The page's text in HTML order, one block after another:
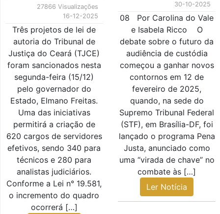
27866 Visualizações
16-12-2025
Três projetos de lei de
autoria do Tribunal de
Justiça do Ceará (TJCE)
foram sancionados nesta
segunda-feira (15/12)
pelo governador do
Estado, Elmano Freitas.
Uma das iniciativas
permitirá a criação de
620 cargos de servidores
efetivos, sendo 340 para
técnicos e 280 para
analistas judiciários.
Conforme a Lei n° 19.581,
o incremento do quadro
ocorrerá […]
30-10-2025
08 Por Carolina do Vale
e Isabela Ricco O
debate sobre o futuro da
audiência de custódia
começou a ganhar novos
contornos em 12 de
fevereiro de 2025,
quando, na sede do
Supremo Tribunal Federal
(STF), em Brasília-DF, foi
lançado o programa Pena
Justa, anunciado como
uma “virada de chave” no
combate às […]
Ler Notícia